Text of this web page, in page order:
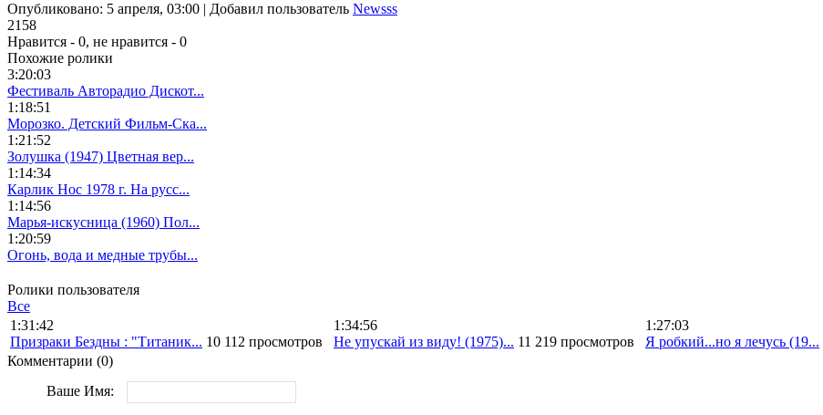
Опубликовано: 5 апреля, 03:00 | Добавил пользователь Newsss
2158
Нравится - 0, не нравится - 0
Похожие ролики
3:20:03
Фестиваль Авторадио Дискот...
1:18:51
Морозко. Детский Фильм-Ска...
1:21:52
Золушка (1947) Цветная вер...
1:14:34
Карлик Нос 1978 г. На русс...
1:14:56
Марья-искусница (1960) Пол...
1:20:59
Огонь, вода и медные трубы...
Ролики пользователя
Все
1:31:42
Призраки Бездны : "Титаник... 10 112 просмотров
1:34:56
Не упускай из виду! (1975)... 11 219 просмотров
1:27:03
Я робкий...но я лечусь (19...
Комментарии (0)
Ваше Имя: